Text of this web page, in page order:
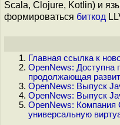
Scala, Clojure, Kotlin) и
формироваться биткод
Главная ссылка к
OpenNews: Доступна
продолжающая
OpenNews: Выпуск
OpenNews: Выпуск
OpenNews: Компания
универсальную